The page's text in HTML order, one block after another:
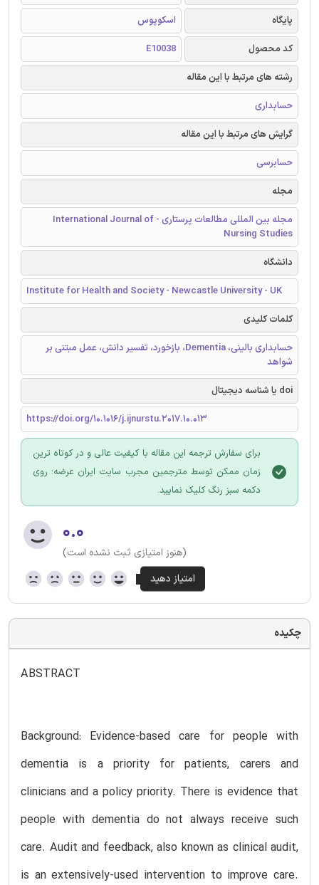
پایگاه
اسکوپوس
کد محصول
E10038
رشته های مرتبط با این مقاله
حسابداری
گرایش های مرتبط با این مقاله
حسابرسی
مجله
مجله بین المللی مطالعات پرستاری - International Journal of
Nursing Studies
دانشگاه
Institute for Health and Society - Newcastle University - UK
کلمات کلیدی
حسابداری بالینی، Dementia، بازخورد، تفسیر دانش، عمل مبتنی بر
شواهد
doi یا شناسه دیجیتال
https://doi.org/10.1016/j.ijnurstu.2017.10.013
برای سفارش ترجمه این مقاله با کیفیت عالی و در کوتاه ترین
زمان ممکن توسط مترجمین مجرب سایت ایران عرضه؛ روی
دکمه سبز رنگ کلیک نمایید.
۰.۰
(هنوز امتیازی ثبت نشده است)
چکیده
ABSTRACT
Background: Evidence-based care for people with
dementia is a priority for patients, carers and
clinicians and a policy priority. There is evidence that
people with dementia do not always receive such
care. Audit and feedback, also known as clinical audit,
is an extensively-used intervention to improve care.